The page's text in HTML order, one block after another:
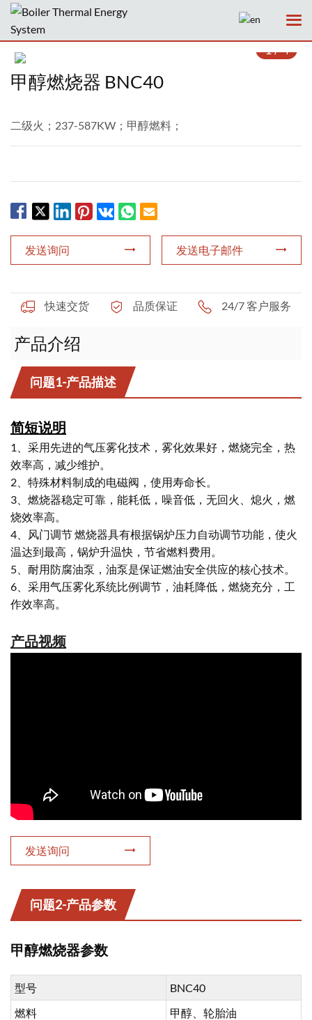
产品
服务
案例
下载
联系我们
1/4
甲醇燃烧器 BNC40
二级火；237-587KW；甲醇燃料；
发送询问 发送电子邮件
快速交货 品质保证 24/7 客户服务
产品介绍
问题1-产品描述
简短说明
1、采用先进的气压雾化技术，雾化效果好，燃烧完全，热
效率高，减少维护。
2、特殊材料制成的电磁阀，使用寿命长。
3、燃烧器稳定可靠，能耗低，噪音低，无回火、熄火，燃
烧效率高。
4、风门调节 燃烧器具有根据锅炉压力自动调节功能，使火
温达到最高，锅炉升温快，节省燃料费用。
5、耐用防腐油泵，油泵是保证燃油安全供应的核心技术。
6、采用气压雾化系统比例调节，油耗降低，燃烧充分，工
作效率高。
产品视频
发送询问
问题2-产品参数
甲醇燃烧器参数
型号
BNC40
燃料
甲醇、轮胎油